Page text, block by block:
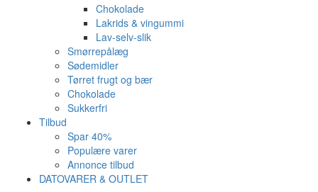
Chokolade
Lakrids & vingummi
Lav-selv-slik
Smørrepålæg
Sødemidler
Tørret frugt og bær
Chokolade
Sukkerfri
Tilbud
Spar 40%
Populære varer
Annonce tilbud
DATOVARER & OUTLET